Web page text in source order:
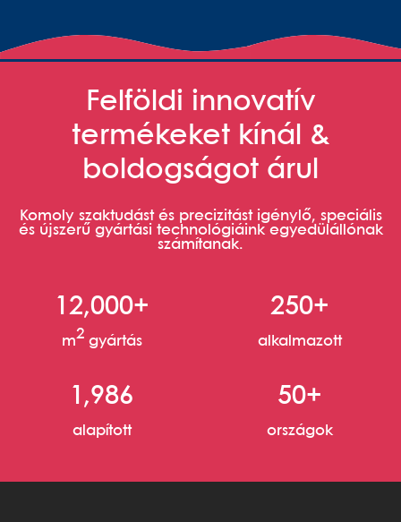
Felföldi innovatív
termékeket kínál &
boldogságot árul
Komoly szaktudást és precizitást igénylő, speciális
és újszerű gyártási technológiáink egyedülállónak
számítanak.
12,000+
m
2
gyártás
250+
alkalmazott
1,986
alapított
50+
országok